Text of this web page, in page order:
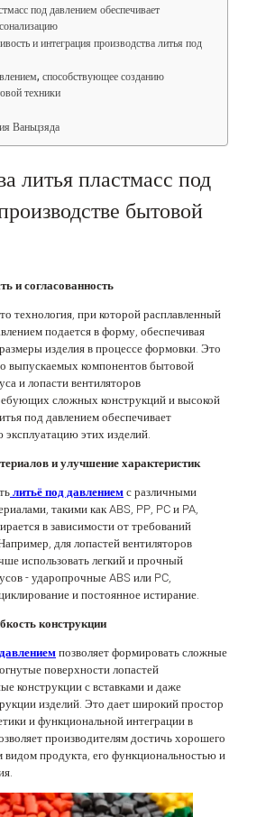
под давлением обеспечивает
и интеграция производства литья под
способствующее созданию
техники
Ваньцзяда
литья пластмасс под
бытовой
и согласованность
технология, при которой расплавленный
подается в форму, обеспечивая
изделия в процессе формовки. Это
выпускаемых компонентов бытовой
и лопасти вентиляторов
сложных конструкций и высокой
под давлением обеспечивает
этих изделий.
и улучшение характеристик
литьё под давлениемс различными
такими как ABS, PP, PC и PA,
в зависимости от требований
для лопастей вентиляторов
использовать легкий и прочный
- ударопрочные ABS или PC,
и постоянное истирание.
конструкции
позволяет формировать сложные
поверхности лопастей
конструкции с вставками и даже
изделий. Это дает широкий простор
и функциональной интеграции в
производителям достичь хорошего
продукта, его функциональностью и